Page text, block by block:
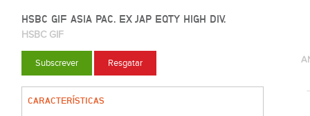
HSBC GIF ASIA PAC. EX JAP EQTY HIGH DIV.
HSBC GIF
Subscrever Resgatar
CARACTERÍSTICAS